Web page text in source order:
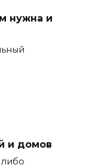
нужна и
и домов
либо